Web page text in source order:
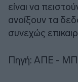
είναι να
ανοίξουν τα
συνεχώς
Πηγή: ΑΠΕ -